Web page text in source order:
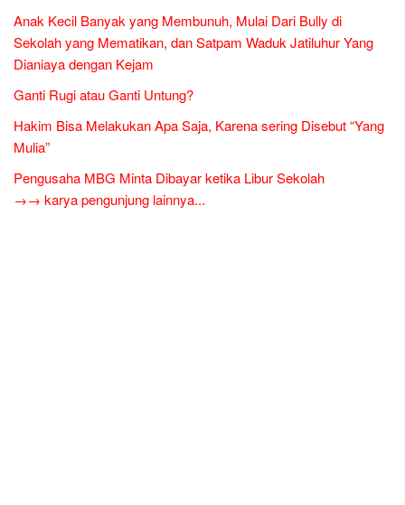
Anak Kecil Banyak yang Membunuh, Mulai Dari Bully di
Sekolah yang Mematikan, dan Satpam Waduk Jatiluhur Yang
Dianiaya dengan Kejam
Ganti Rugi atau Ganti Untung?
Hakim Bisa Melakukan Apa Saja, Karena sering Disebut “Yang
Mulia”
Pengusaha MBG Minta Dibayar ketika Libur Sekolah
→→ karya pengunjung lainnya...